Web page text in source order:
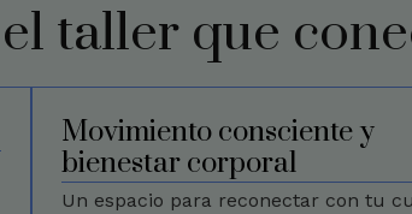
taller que
Movimiento consciente y
bienestar corporal
Un espacio para reconectar con tu